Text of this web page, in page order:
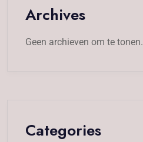
Archives
Geen archieven om te tonen.
Categories